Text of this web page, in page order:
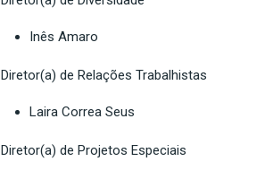
Inês Amaro
Diretor(a) de Relações Trabalhistas
Laira Correa Seus
Diretor(a) de Projetos Especiais